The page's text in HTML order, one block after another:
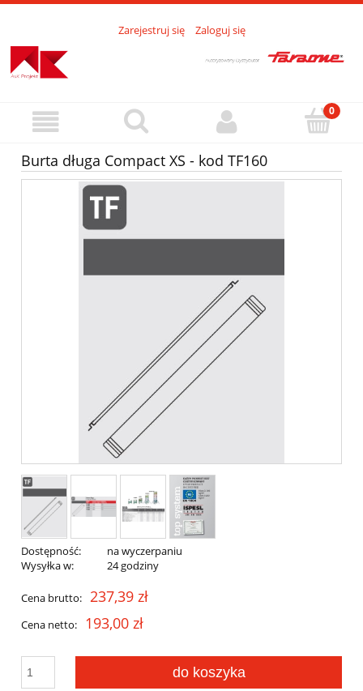
Zarejestruj się Zaloguj się
Burta długa Compact XS - kod TF160
Dostępność:
na wyczerpaniu
Wysyłka w:
24 godziny
Cena brutto: 237,39 zł
Cena netto: 193,00 zł
do koszyka